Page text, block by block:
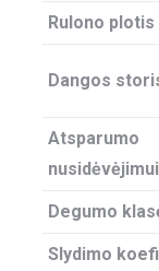
Rulono plotis
Dangos
Atsparumo
Degumo
Slydimo